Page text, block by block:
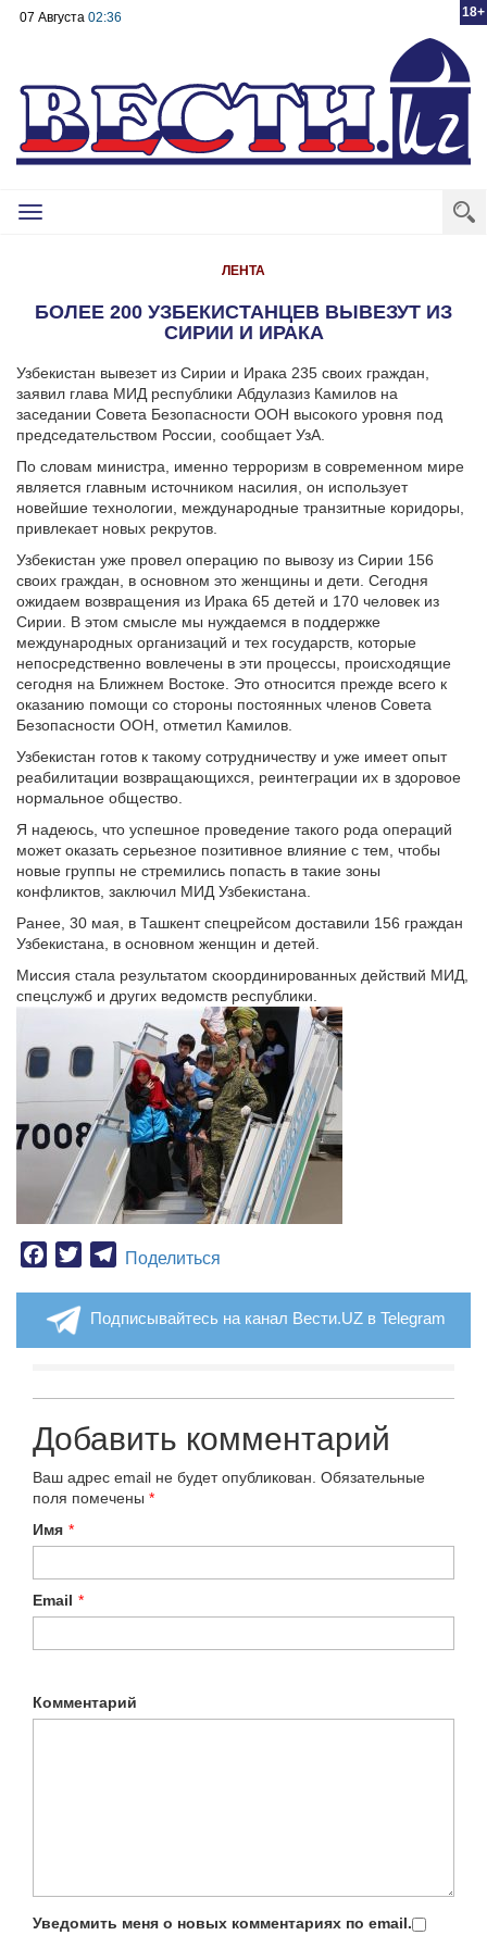
18+
07 Августа 02:36
Toggle
ЛЕНТА
БОЛЕЕ 200 УЗБЕКИСТАНЦЕВ ВЫВЕЗУТ ИЗ
СИРИИ И ИРАКА
Узбекистан вывезет из Сирии и Ирака 235 своих граждан,
заявил глава МИД республики Абдулазиз Камилов на
заседании Совета Безопасности ООН высокого уровня под
председательством России, сообщает УзА.
По словам министра, именно терроризм в современном мире
является главным источником насилия, он использует
новейшие технологии, международные транзитные коридоры,
привлекает новых рекрутов.
Узбекистан уже провел операцию по вывозу из Сирии 156
своих граждан, в основном это женщины и дети. Сегодня
ожидаем возвращения из Ирака 65 детей и 170 человек из
Сирии. В этом смысле мы нуждаемся в поддержке
международных организаций и тех государств, которые
непосредственно вовлечены в эти процессы, происходящие
сегодня на Ближнем Востоке. Это относится прежде всего к
оказанию помощи со стороны постоянных членов Совета
Безопасности ООН, отметил Камилов.
Узбекистан готов к такому сотрудничеству и уже имеет опыт
реабилитации возвращающихся, реинтеграции их в здоровое
нормальное общество.
Я надеюсь, что успешное проведение такого рода операций
может оказать серьезное позитивное влияние с тем, чтобы
новые группы не стремились попасть в такие зоны
конфликтов, заключил МИД Узбекистана.
Ранее, 30 мая, в Ташкент спецрейсом доставили 156 граждан
Узбекистана, в основном женщин и детей.
Миссия стала результатом скоординированных действий МИД,
спецслужб и других ведомств республики.
Facebook
TwitterTelegram
Поделиться
Подписывайтесь на канал Вести.UZ в Telegram
Добавить комментарий
Ваш адрес email не будет опубликован. Обязательные
поля помечены *
Имя *
Email *
Комментарий
Уведомить меня о новых комментариях по email.